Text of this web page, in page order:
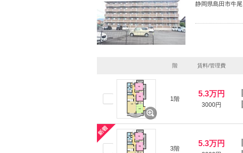
静岡県島田市牛尾
階 賃料/管理費
1階
5.3万円
3000円
3階
5.3万円